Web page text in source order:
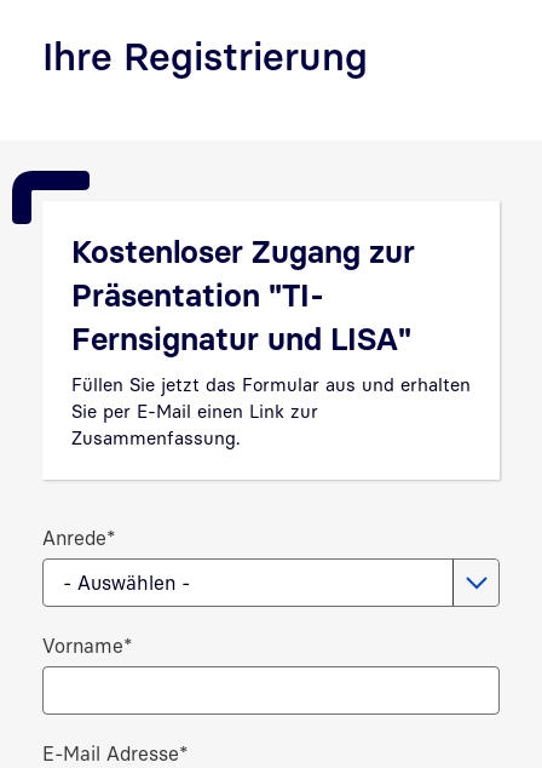
Ihre Registrierung
Kostenloser Zugang zur
Präsentation "TI-
Fernsignatur und LISA"
Füllen Sie jetzt das Formular aus und erhalten
Sie per E-Mail einen Link zur
Zusammenfassung.
Anrede*
- Auswählen -
Vorname*
E-Mail Adresse*